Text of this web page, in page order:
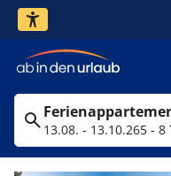
13.08. - 13.10.265 - 8